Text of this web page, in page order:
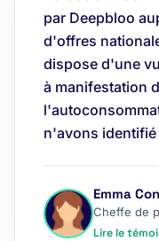
par Deepbloo
d'offres
dispose d'une
à manifestation
n'avons
Emma
Lire le